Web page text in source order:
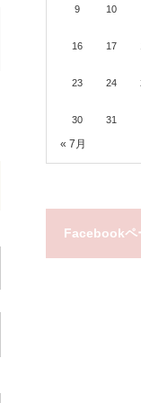
9 10
16 17
23 24
30 31
« 7月
Facebookペ